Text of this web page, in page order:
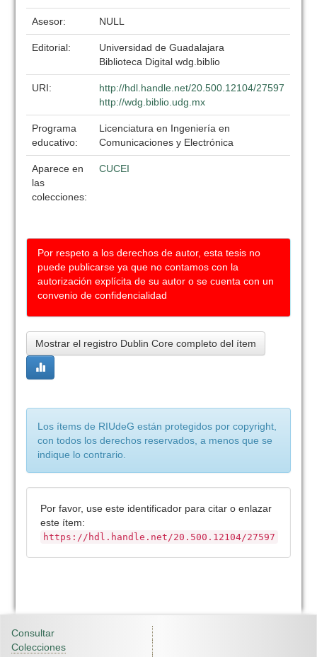
Asesor: NULL
Editorial:
Universidad de Guadalajara
Biblioteca Digital wdg.biblio
URI:
http://hdl.handle.net/20.500.12104/27597
http://wdg.biblio.udg.mx
Programa
educativo:
Licenciatura en Ingeniería en
Comunicaciones y Electrónica
Aparece en
las
colecciones:
CUCEI
Por respeto a los derechos de autor, esta tesis no
puede publicarse ya que no contamos con la
autorización explícita de su autor o se cuenta con un
convenio de confidencialidad
Mostrar el registro Dublin Core completo del ítem
Los ítems de RIUdeG están protegidos por copyright,
con todos los derechos reservados, a menos que se
indique lo contrario.
Por favor, use este identificador para citar o enlazar
este ítem:
https://hdl.handle.net/20.500.12104/27597
Consultar
Colecciones